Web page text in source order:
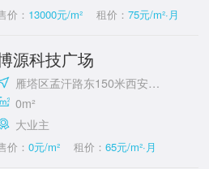
价： 13000元/m² 租价： 75元/m²·月
源科技广场
雁塔区孟汗路东150米西安交通大学国家大学科技园(雁翔路)附近
0m²
大业主
价：0元/m² 租价： 65元/m²·月